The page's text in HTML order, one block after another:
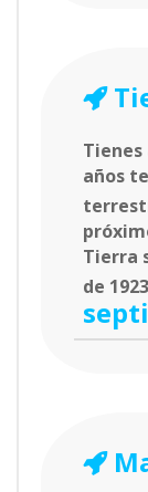
años
Tierra
de